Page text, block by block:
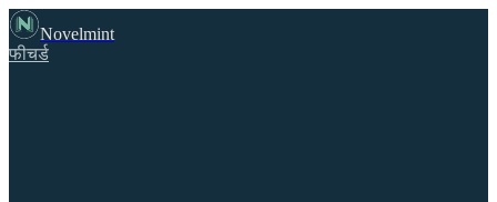
Novelmint
फीचर्ड